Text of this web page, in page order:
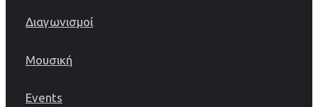
Διαγωνισμοί
Μουσική
Events